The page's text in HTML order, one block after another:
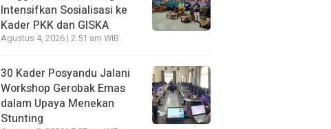
Intensifkan Sosialisasi ke
Kader PKK dan GISKA
Agustus 4, 2026 | 2:51 am WIB
30 Kader Posyandu Jalani
Workshop Gerobak Emas
dalam Upaya Menekan
Stunting